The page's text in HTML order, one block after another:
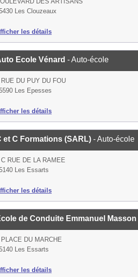
Les Clouzeaux
les détails
Ecole Vénard - Auto-école
DU PUY DU FOU
Les Epesses
les détails
et C Formations (SARL) - Auto-école
RUE DE LA RAMEE
Les Essarts
les détails
de Conduite Emmanuel Masson
PLACE DU MARCHE
Les Essarts
les détails